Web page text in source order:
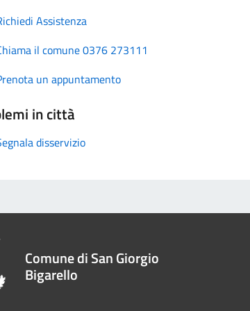
Assistenza
il comune 0376 273111
un appuntamento
in città
disservizio
Comune di San Giorgio
Bigarello